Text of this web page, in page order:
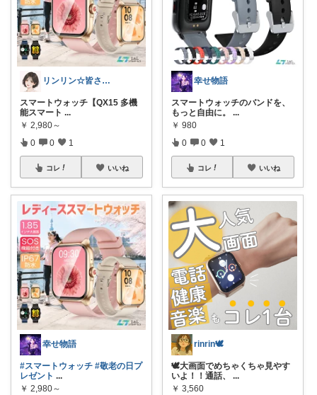
リンリン☆皆さんありがとう
スマートウォッチ【QX15 多機
能スマート ...
￥ 2,980～
0 0 1
コレ いいね
幸せ物語
#スマートウォッチ #敬老の日プ
レゼント ...
￥ 2,980～
幸せ物語
スマートウォッチのバンドを、
もっと自由に。
...
￥ 980
0 0 1
コレ いいね
rinrin🕊
🕊大画面でめちゃくちゃ見やす
いよ！！通話、
...
￥ 3,560